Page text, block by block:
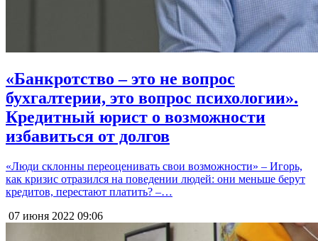
«Банкротство – это не вопрос
бухгалтерии, это вопрос психологии».
Кредитный юрист о возможности
избавиться от долгов
«Люди склонны переоценивать свои возможности» – Игорь,
как кризис отразился на поведении людей: они меньше берут
кредитов, перестают платить? –…
07 июня 2022 09:06